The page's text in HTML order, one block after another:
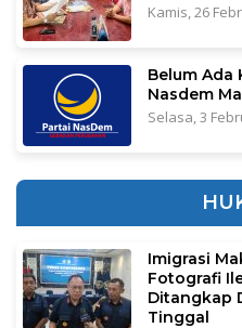
Kamis, 26
Belum Ada
Nasdem
Selasa, 3
Imigrasi
Fotografi
Ditangkap
Tinggal